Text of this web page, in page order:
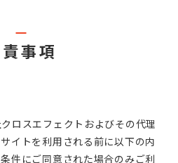
事項
ロスエフェクトおよびその代理
イトを利用される前に以下の内
件にご同意された場合のみご利